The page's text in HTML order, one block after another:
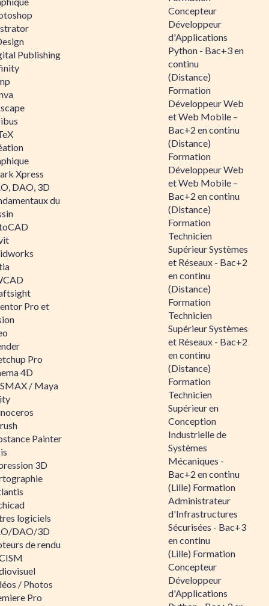
Publishing
Xpress
DAO, 3D
du
Pro et
Pro
4D
/ Maya
Painter
3D
logiciels
DAO/3D
de rendu
/ Photos
Pro
Concepteur
Développeur
d'Applications
Python - Bac+3 en
continu
(Distance)
Formation
Développeur Web
et Web Mobile –
Bac+2 en continu
(Distance)
Formation
Développeur Web
et Web Mobile –
Bac+2 en continu
(Distance)
Formation
Technicien
Supérieur Systèmes
et Réseaux - Bac+2
en continu
(Distance)
Formation
Technicien
Supérieur Systèmes
et Réseaux - Bac+2
en continu
(Distance)
Formation
Technicien
Supérieur en
Conception
Industrielle de
Systèmes
Mécaniques -
Bac+2 en continu
(Lille) Formation
Administrateur
d'Infrastructures
Sécurisées - Bac+3
en continu
(Lille) Formation
Concepteur
Développeur
d'Applications